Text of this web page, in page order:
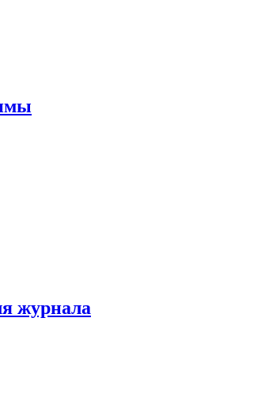
журнала